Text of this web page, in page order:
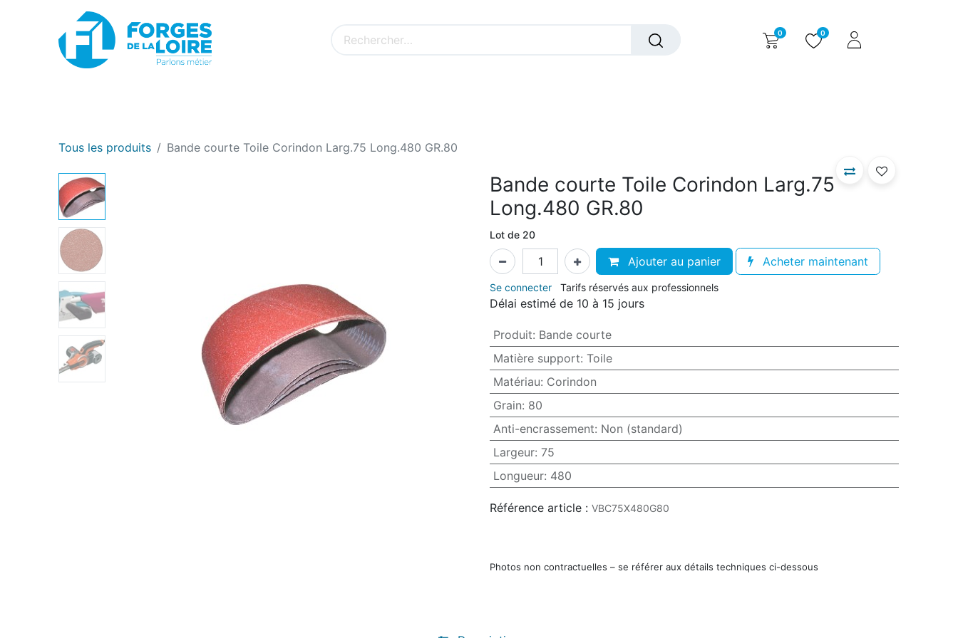
0 0
Tous les produits Bande courte Toile Corindon Larg.75 Long.480 GR.80
Bande courte Toile Corindon Larg.75
Long.480 GR.80
Lot de 20
Ajouter au panier Acheter maintenant
Se connecter Tarifs réservés aux professionnels
Délai estimé de 10 à 15 jours
Produit: Bande courte
Matière support: Toile
Matériau: Corindon
Grain: 80
Anti-encrassement: Non (standard)
Largeur: 75
Longueur: 480
Référence article : VBC75X480G80
Photos non contractuelles – se référer aux détails techniques ci-dessous